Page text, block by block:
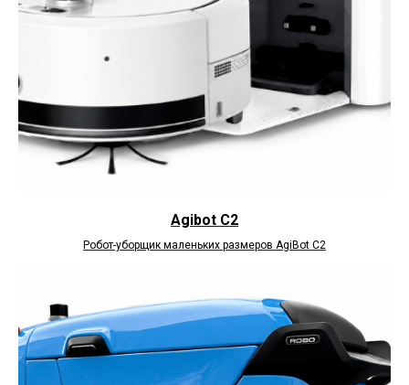
Agibot C2
Робот-уборщик маленьких размеров AgiВоt C2